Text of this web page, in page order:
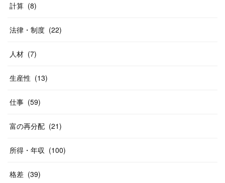
計算 (8)
法律・制度 (22)
人材 (7)
生産性 (13)
仕事 (59)
富の再分配 (21)
所得・年収 (100)
格差 (39)